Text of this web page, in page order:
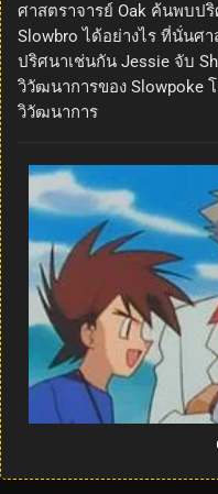
ศาสตราจารย์ Oak ค้นพบป
Slowbro ได้อย่างไร ที่นั่นศ
ปริศนาเช่นกัน Jessie จับ
วิวัฒนาการของ Slowpoke
วิวัฒนาการ